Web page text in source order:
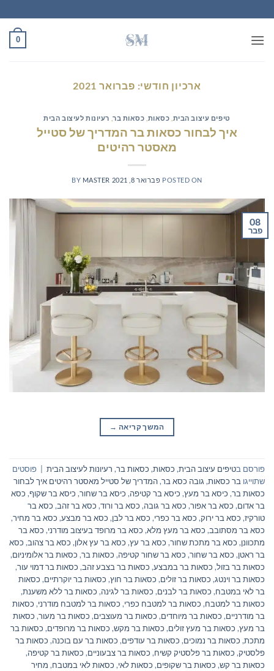
to
content
0
ארכיון חודשי: פברואר 2021
טיפים עיצוב הבית כסאות כסאות בר, רעיונות לעיצוב הבית
איך לבחור כסאות בר המדריך של סטייל
מאסטר רהיטים
POSTED ON פברואר 8, 2021 BY MASTER
08
פבר
המשך קריאה →
פורסם בטיפים עיצוב הבית, כסאות, כסאות בר, רעיונות לעיצוב הבית
פוסטים
שתוייגו בר כסאות, גובה כסא בר,המדריך של סטייל מאסטר רהיטים איך לבחור
כסאות בר, כיסא בר מעץ, כיסא בר קטיפה, כיסא בר שחור, כיסא בר שקוף, כסא
בר אדום, כסא בר אפור, כסא בר גובה, כסא בר ורוד, כסא בר זהב, כסא בר
טורקיז, כסא בר ירוק, כסא בר כפרי, כסא בר לבן, כסא בר מבצע, כסא בר מחיר,
כסא בר מסתובב, כסא בר מעץ מלא, כסא בר מרופד בעיצוב מודרני, כסא בר
מתכוונן, כסא בר מתכת שחור, כסא בר עץ, כסא בר עץ אלון, כסא בר צהוב, כסא
בר ראטן, כסא בר שחור, כסא בר שחור קטיפה, כסאות בר, כסאות בר אלומיניום,
כסאות בר בזול, כסאות בר במבצע, כסאות בר בצבע זהב, כסאות בר דמוי עור,
כסאות בר וינטג, כסאות בר זולים, כסאות בר חוץ, כסאות בר יוקרתיים, כסאות
בר לאי במטבח, כסאות בר לבנים, כסאות בר לגינה, כסאות בר ללא משענת,
כסאות בר למטבח, כסאות בר למטבח כפרי, כסאות בר למטבח מודרני, כסאות
בר מודרניים, כסאות בר מיוחדים, כסאות בר מעוצבים, כסאות בר מעור, כסאות
בר מעץ, כסאות בר מעץ זולים, כסאות בר מקש, כסאות בר מרופדים, כסאות בר
מתכת, כסאות בר נמוכים, כסאות בר עודפים, כסאות בר עם בוכנה, כסאות בר
פלסטיק, כסאות בר פלסטיק קשיח, כסאות בר צבעוניים, כסאות בר קטיפה,
כסאות בר קש, כסאות בר שקופים, כסאות לאי, כסאות לאי במטבח, מחיר